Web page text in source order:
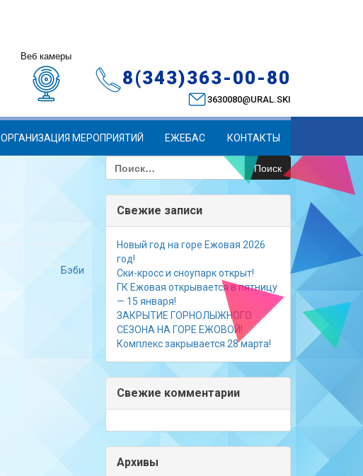
Веб камеры
8(343)363-00-80
3630080@URAL.SKI
ОРГАНИЗАЦИЯ МЕРОПРИЯТИЙ ЕЖЕБАС КОНТАКТЫ
Бэби
Найти:
Свежие записи
Новый год на горе Ежовая 2026
год!
Ски-кросс и сноупарк открыт!
ГК Ежовая открывается в пятницу
— 15 января!
ЗАКРЫТИЕ ГОРНОЛЫЖНОГО
СЕЗОНА НА ГОРЕ ЕЖОВОЙ!
Комплекс закрывается 28 марта!
Свежие комментарии
Архивы